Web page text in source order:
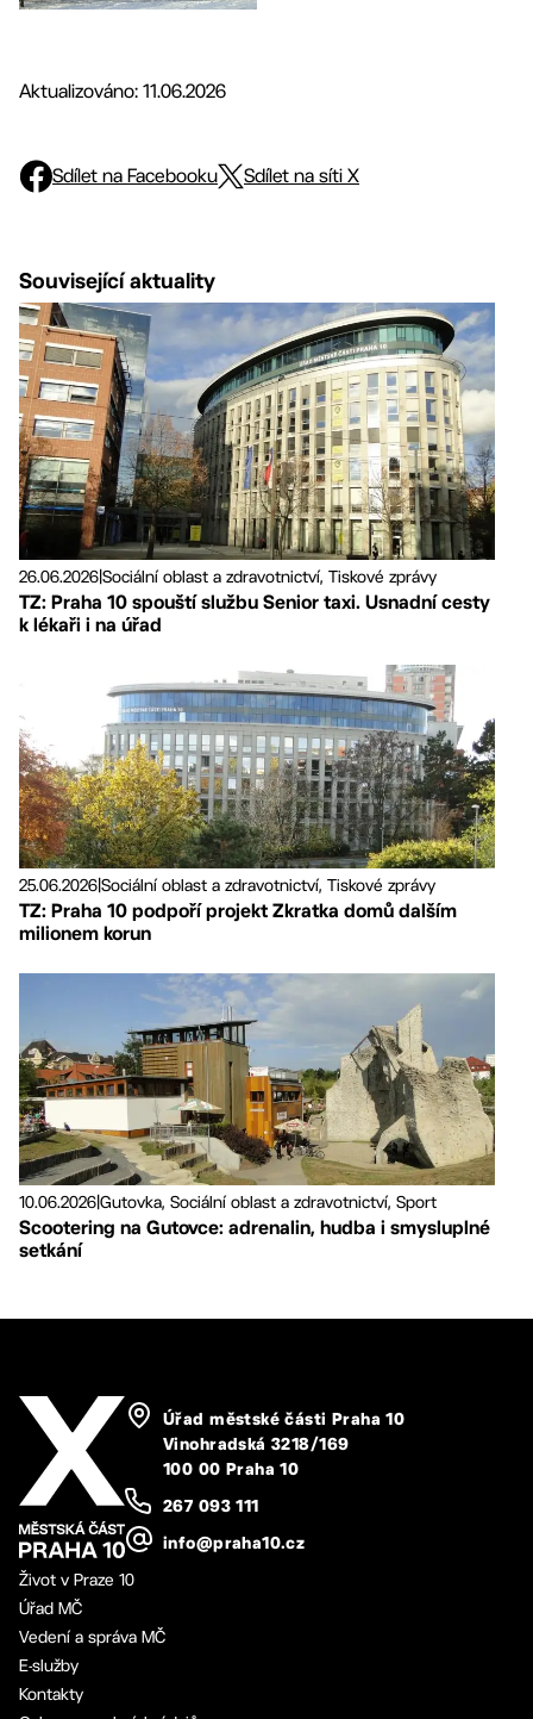
Aktualizováno: 11.06.2026
Sdílet na Facebooku Sdílet na síti X
Související aktuality
26.06.2026Sociální oblast a zdravotnictví, Tiskové zprávy
TZ: Praha 10 spouští službu Senior taxi. Usnadní cesty
k lékaři i na úřad
25.06.2026Sociální oblast a zdravotnictví, Tiskové zprávy
TZ: Praha 10 podpoří projekt Zkratka domů dalším
milionem korun
10.06.2026Gutovka, Sociální oblast a zdravotnictví, Sport
Scootering na Gutovce: adrenalin, hudba i smysluplné
setkání
Úřad městské části Praha 10
Vinohradská 3218/169
100 00 Praha 10
267 093 111
info@praha10.cz
Život v Praze 10
Úřad MČ
Vedení a správa MČ
E-služby
Kontakty